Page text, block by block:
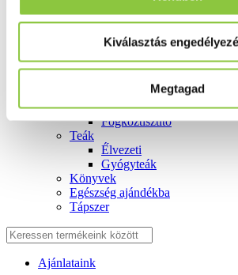
Kiválasztás
Megtagad
Í́nygyulladás
Fogkrém
Szájvíz
Fogkefe
Műfogsor ápolás
Fogfehérítés
Fogköztisztító
Teák
É́lvezeti
Gyógyteák
Könyvek
Egészség ajándékba
Tápszer
Ajánlataink